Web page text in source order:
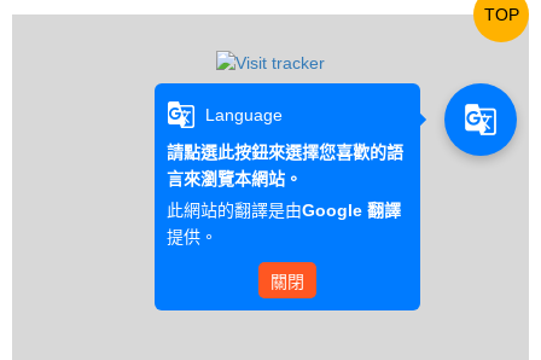
TOP
g_translate
Language
請點選此按鈕來選擇您喜歡的語
言來瀏覽本網站。
此網站的翻譯是由Google 翻譯
提供。
關閉
g_translate